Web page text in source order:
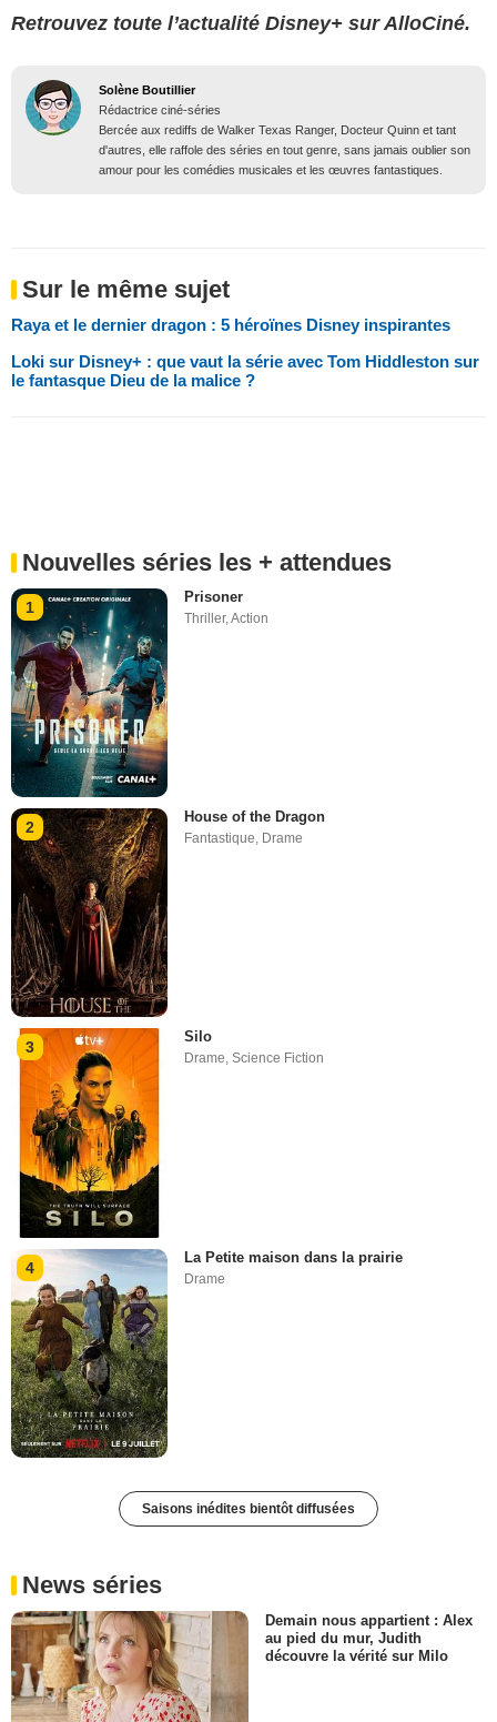
Retrouvez toute l’actualité Disney+ sur AlloCiné.
Solène Boutillier
Rédactrice ciné-séries
Bercée aux rediffs de Walker Texas Ranger, Docteur Quinn et tant
d'autres, elle raffole des séries en tout genre, sans jamais oublier son
amour pour les comédies musicales et les œuvres fantastiques.
Sur le même sujet
Raya et le dernier dragon : 5 héroïnes Disney inspirantes
Loki sur Disney+ : que vaut la série avec Tom Hiddleston sur
le fantasque Dieu de la malice ?
Nouvelles séries les + attendues
1
Prisoner
Thriller,Action
2
House of the Dragon
Fantastique, Drame
3
Silo
Drame,Science Fiction
4
La Petite maison dans la prairie
Drame
Saisons inédites bientôt diffusées
News séries
Demain nous appartient : Alex
au pied du mur, Judith
découvre la vérité sur Milo